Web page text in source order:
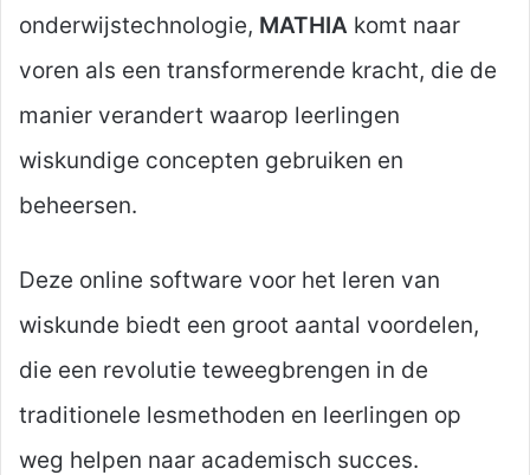
onderwijstechnologie, MATHIA komt naar
voren als een transformerende kracht, die de
manier verandert waarop leerlingen
wiskundige concepten gebruiken en
beheersen.
Deze online software voor het leren van
wiskunde biedt een groot aantal voordelen,
die een revolutie teweegbrengen in de
traditionele lesmethoden en leerlingen op
weg helpen naar academisch succes.